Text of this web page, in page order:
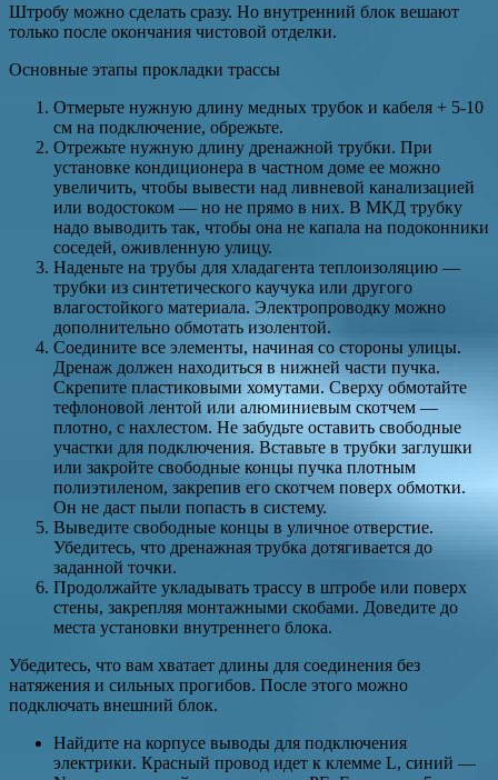
Штробу можно сделать сразу. Но внутренний блок вешают
только после окончания чистовой отделки.
Основные этапы прокладки трассы
Отмерьте нужную длину медных трубок и кабеля + 5-10
см на подключение, обрежьте.
Отрежьте нужную длину дренажной трубки. При
установке кондиционера в частном доме ее можно
увеличить, чтобы вывести над ливневой канализацией
или водостоком — но не прямо в них. В МКД трубку
надо выводить так, чтобы она не капала на подоконники
соседей, оживленную улицу.
Наденьте на трубы для хладагента теплоизоляцию —
трубки из синтетического каучука или другого
влагостойкого материала. Электропроводку можно
дополнительно обмотать изолентой.
Соедините все элементы, начиная со стороны улицы.
Дренаж должен находиться в нижней части пучка.
Скрепите пластиковыми хомутами. Сверху обмотайте
тефлоновой лентой или алюминиевым скотчем —
плотно, с нахлестом. Не забудьте оставить свободные
участки для подключения. Вставьте в трубки заглушки
или закройте свободные концы пучка плотным
полиэтиленом, закрепив его скотчем поверх обмотки.
Он не даст пыли попасть в систему.
Выведите свободные концы в уличное отверстие.
Убедитесь, что дренажная трубка дотягивается до
заданной точки.
Продолжайте укладывать трассу в штробе или поверх
стены, закрепляя монтажными скобами. Доведите до
места установки внутреннего блока.
Убедитесь, что вам хватает длины для соединения без
натяжения и сильных прогибов. После этого можно
подключать внешний блок.
Найдите на корпусе выводы для подключения
электрики. Красный провод идет к клемме L, синий —